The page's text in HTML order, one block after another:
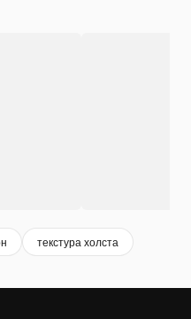
текстура холста